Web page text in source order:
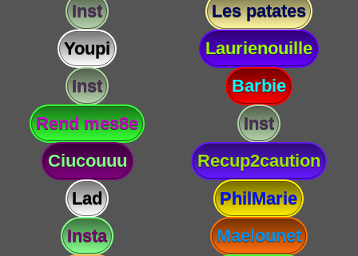
Inst
Les patates
Youpi
Laurienouille
Inst
Barbie
Rend mes8e
Inst
Ciucouuu
Recup2caution
Lad
PhilMarie
Insta
Maelounet